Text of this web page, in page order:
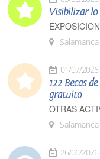
Visibilizar lo
Salamanca
01/07/2026
122 Becas
gratuito
OTRAS
Salamanca
26/06/2026